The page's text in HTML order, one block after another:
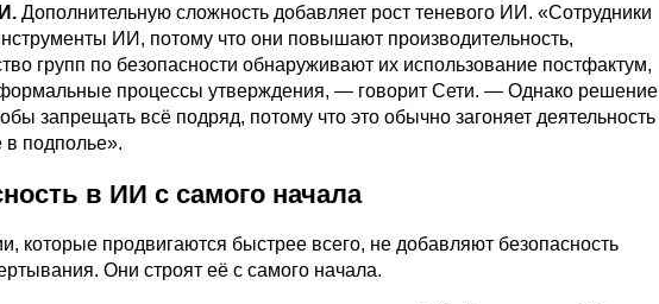
Дополнительную сложность добавляет рост теневого ИИ. «Сотрудники
ИИ, потому что они повышают производительность,
групп по безопасности обнаруживают их использование постфактум,
процессы утверждения, — говорит Сети. — Однако решение
запрещать всё подряд, потому что это обычно загоняет деятельность
подполье».
в ИИ с самого начала
которые продвигаются быстрее всего, не добавляют безопасность
Они строят её с самого начала.